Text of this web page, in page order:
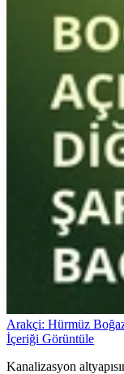
Arakçi: Hürmüz
İçeriği Görüntüle
Kanalizasyon